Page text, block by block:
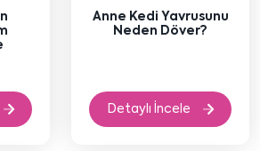
Anne Kedi Yavrusunu
Neden Döver?
Detaylı İncele